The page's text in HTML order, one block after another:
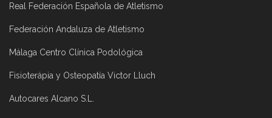
Real Federación Española de Atletismo
Federación Andaluza de Atletismo
Málaga Centro Clínica Podológica
Fisioterápia y Osteopatía Victor Lluch
Autocares Alcano S.L.